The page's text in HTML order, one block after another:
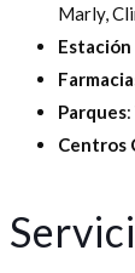
Marly,
Parques
Centros